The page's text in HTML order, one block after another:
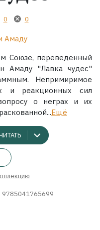
0 0
Амаду
Союзе, переведенный
Амаду "Лавка чудес"
Непримиримое
и реакционных сил
о неграх и их
Ещё
9785041765699